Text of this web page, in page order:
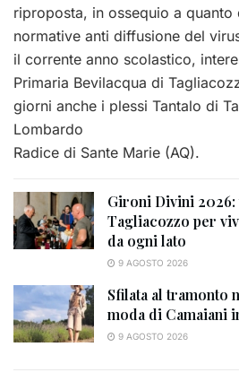
riproposta, in ossequio a
normative anti diffusione del
il corrente anno scolastico,
Primaria Bevilacqua di
giorni anche i plessi Tantalo di
Lombardo
Radice di Sante Marie (AQ).
Gironi Divini 2026:
Tagliacozzo per
da ogni lato
9 AGOSTO 2026
Sfilata al tramonto
moda di Camaiani
9 AGOSTO 2026